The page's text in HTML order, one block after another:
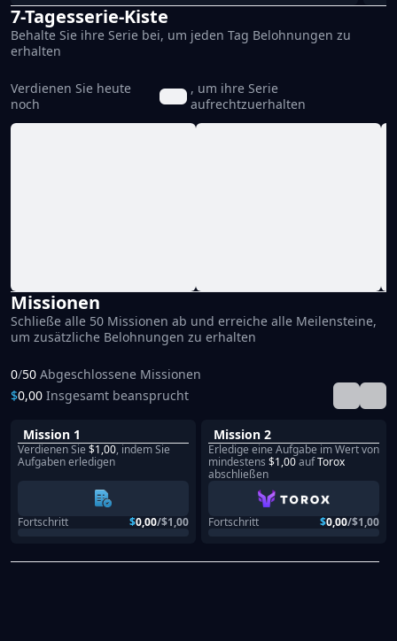
7-Tagesserie-Kiste
Behalte Sie ihre Serie bei, um jeden Tag Belohnungen zu
erhalten
Verdienen Sie heute
noch
, um ihre Serie
aufrechtzuerhalten
Missionen
Schließe alle 50 Missionen ab und erreiche alle Meilensteine,
um zusätzliche Belohnungen zu erhalten
0/50 Abgeschlossene Missionen
$0,00 Insgesamt beansprucht
Mission 1
Verdienen Sie $1,00, indem Sie
Aufgaben erledigen
Fortschritt $0,00/$1,00
Mission 2
Erledige eine Aufgabe im Wert von
mindestens $1,00aufTorox
abschließen
Fortschritt $0,00/$1,00